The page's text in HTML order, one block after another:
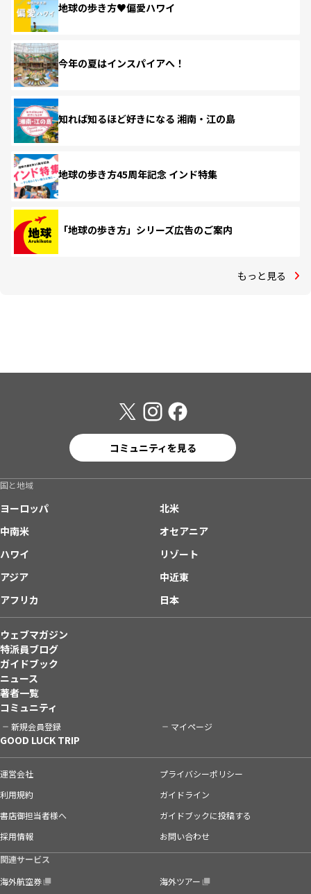
地球の歩き方♥偏愛ハワイ
今年の夏はインスパイアへ！
知れば知るほど好きになる 湘南・江の島
地球の歩き方45周年記念 インド特集
「地球の歩き方」シリーズ広告のご案内
もっと見る
コミュニティを見る
国と地域
ヨーロッパ
北米
中南米
オセアニア
ハワイ
リゾート
アジア
中近東
アフリカ
日本
ウェブマガジン
特派員ブログ
ガイドブック
ニュース
著者一覧
コミュニティ
新規会員登録 マイページ
GOOD LUCK TRIP
運営会社
プライバシーポリシー
利用規約
ガイドライン
書店御担当者様へ
ガイドブックに投稿する
採用情報
お問い合わせ
関連サービス
海外航空券
海外ツアー